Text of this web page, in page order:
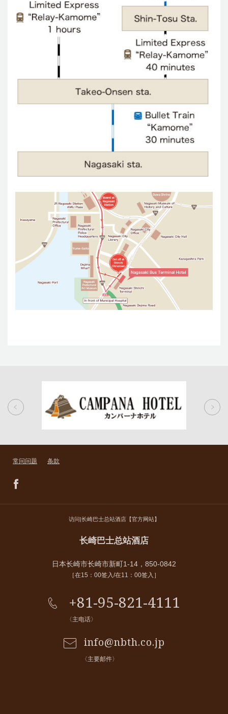
常问问题 条款
访问|长崎巴士总站酒店【官方网站】
长崎巴士总站酒店
日本长崎市长崎市新町1-14，850-0842
［在15：00签入/在11：00签入］
+81-95-821-4111
〈主电话〉
info@nbth.co.jp
〈主要邮件〉